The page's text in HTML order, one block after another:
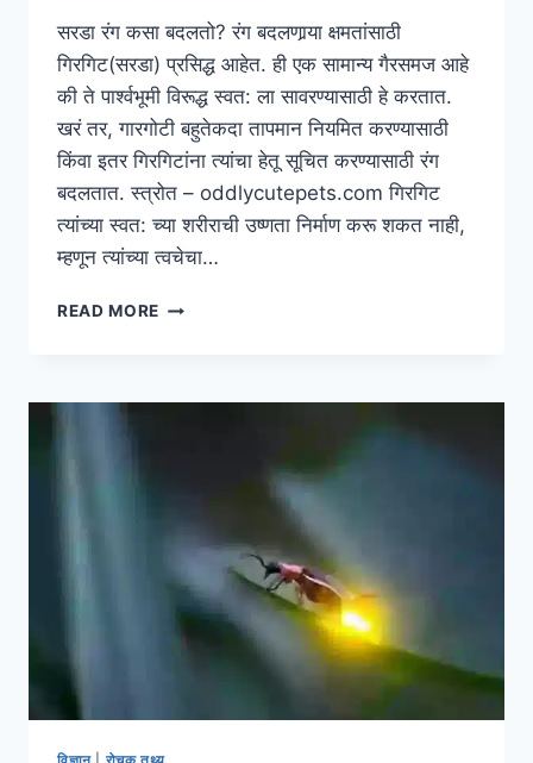
सरडा रंग कसा बदलतो? रंग बदलणार्‍या क्षमतांसाठी
गिरगिट(सरडा) प्रसिद्ध आहेत. ही एक सामान्य गैरसमज आहे
की ते पार्श्वभूमी विरूद्ध स्वत: ला सावरण्यासाठी हे करतात.
खरं तर, गारगोटी बहुतेकदा तापमान नियमित करण्यासाठी
किंवा इतर गिरगिटांना त्यांचा हेतू सूचित करण्यासाठी रंग
बदलतात. स्त्रोत – oddlycutepets.com गिरगिट
त्यांच्या स्वत: च्या शरीराची उष्णता निर्माण करू शकत नाही,
म्हणून त्यांच्या त्वचेचा…
READ MORE सरडा